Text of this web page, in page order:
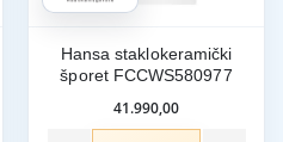
Hansa staklokeramički
šporet FCCWS580977
41.990,00